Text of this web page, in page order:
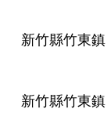
新竹縣竹東鎮
新竹縣竹東鎮